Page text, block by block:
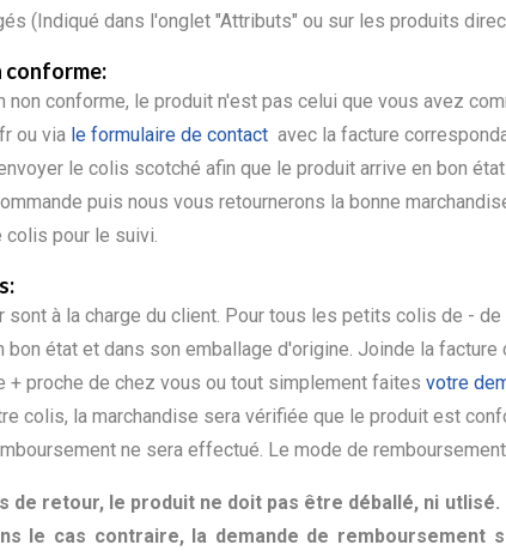
(Indiqué dans l'onglet "Attributs" ou sur les produits
conforme:
non conforme, le produit n'est pas celui que vous avez
ou via le formulaire de contactavec la facture
le colis scotché afin que le produit arrive en bon
puis nous vous retournerons la bonne
colis pour le suivi.
sont à la charge du client. Pour tous les petits colis de -
bon état et dans son emballage d'origine. Joinde la
+ proche de chez vous ou tout simplement faites votre
colis, la marchandise sera vérifiée que le produit est
ne sera effectué. Le mode de
de retour, le produit ne doit pas être déballé, ni
le cas contraire, la demande de